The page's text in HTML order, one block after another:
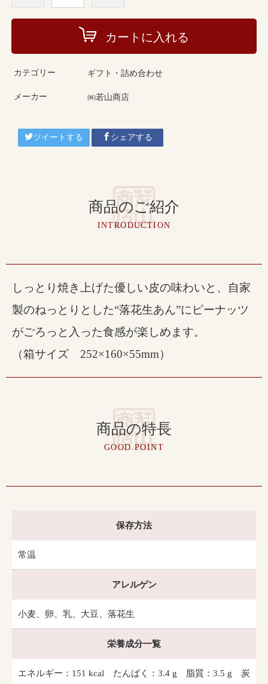
カートに入れる
カテゴリー ギフト・詰め合わせ
メーカー ㈱若山商店
ツイートする シェアする
商品のご紹介
INTRODUCTION
しっとり焼き上げた優しい皮の味わいと、自家
製のねっとりとした“落花生あん”にピーナッツ
がごろっと入った食感が楽しめます。
（箱サイズ 252×160×55mm）
商品の特長
GOOD POINT
保存方法
常温
アレルゲン
小麦、卵、乳、大豆、落花生
栄養成分一覧
エネルギー：151 kcal たんぱく：3.4 g 脂質：3.5 g 炭